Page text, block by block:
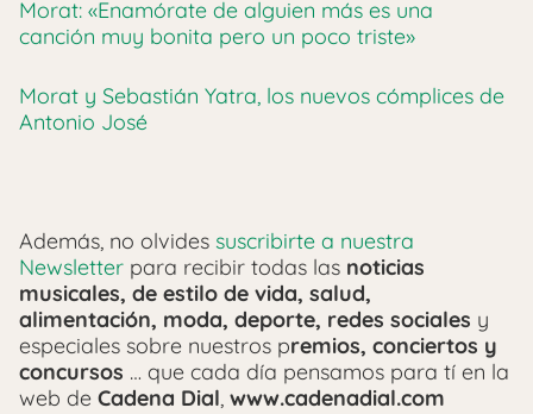
Morat: «Enamórate de alguien más es una
canción muy bonita pero un poco triste»
Morat y Sebastián Yatra, los nuevos cómplices de
Antonio José
Además, no olvides suscribirte a nuestra
Newsletter para recibir todas las noticias
musicales, de estilo de vida, salud,
alimentación, moda, deporte, redes sociales y
especiales sobre nuestros premios, conciertos y
concursos … que cada día pensamos para tí en la
web de Cadena Dial, www.cadenadial.com